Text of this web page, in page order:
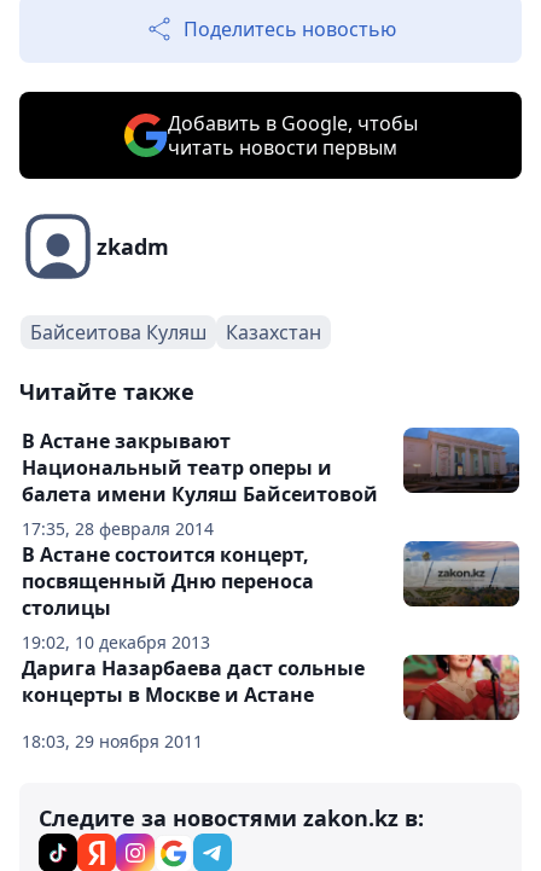
Поделитесь новостью
Добавить в Google, чтобы
читать новости первым
zkadm
Байсеитова Куляш Казахстан
Читайте также
17:35, 28 февраля 2014
В Астане закрывают
Национальный театр оперы и
балета имени Куляш Байсеитовой
19:02, 10 декабря 2013
В Астане состоится концерт,
посвященный Дню переноса
столицы
18:03, 29 ноября 2011
Дарига Назарбаева даст сольные
концерты в Москве и Астане
Следите за новостями zakon.kz в: